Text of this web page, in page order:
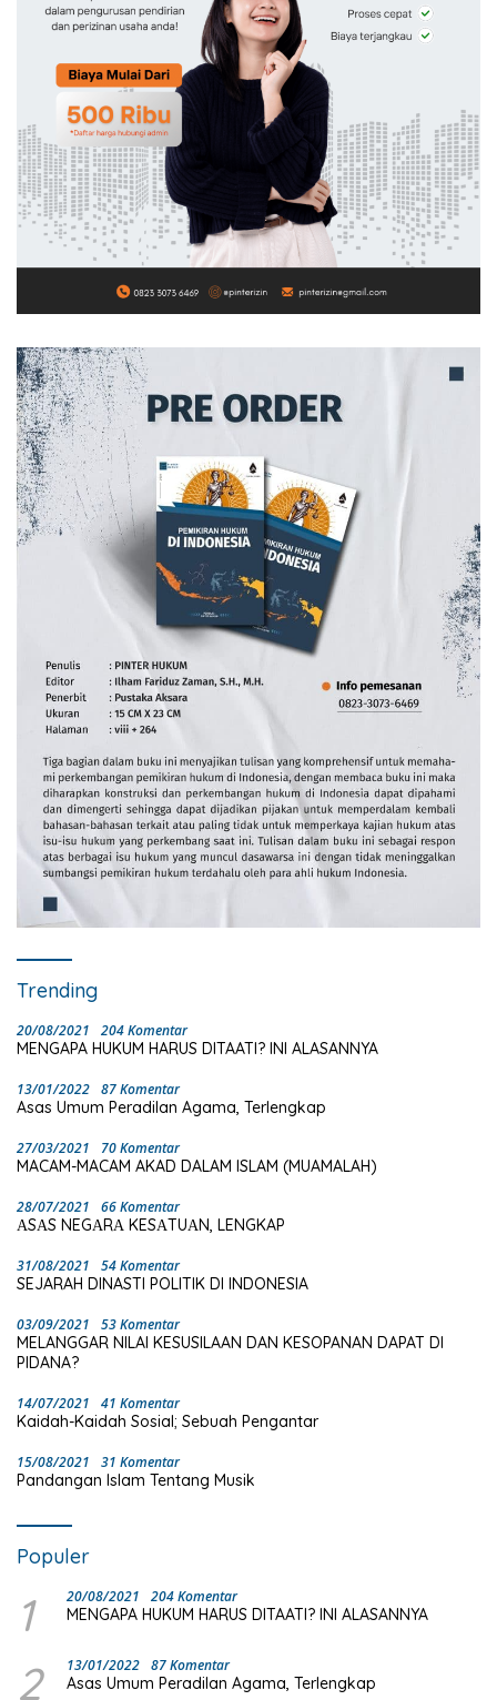
Trending
20/08/2021 204 Komentar
MENGAPA HUKUM HARUS DITAATI? INI ALASANNYA
13/01/2022 87 Komentar
Asas Umum Peradilan Agama, Terlengkap
27/03/2021 70 Komentar
MACAM-MACAM AKAD DALAM ISLAM (MUAMALAH)
28/07/2021 66 Komentar
ΑSΑS NEGΑRΑ KESΑTUΑN, LENGKAP
31/08/2021 54 Komentar
SEJARAH DINASTI POLITIK DI INDONESIA
03/09/2021 53 Komentar
MELANGGAR NILAI KESUSILAAN DAN KESOPANAN DAPAT DI
PIDANA?
14/07/2021 41 Komentar
Kaidah-Kaidah Sosial; Sebuah Pengantar
15/08/2021 31 Komentar
Pandangan Islam Tentang Musik
Populer
1 20/08/2021 204 Komentar
MENGAPA HUKUM HARUS DITAATI? INI ALASANNYA
2 13/01/2022 87 Komentar
Asas Umum Peradilan Agama, Terlengkap